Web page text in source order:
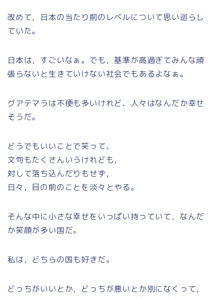
改めて，日本の当たり前のレベルについて思い巡らし
ていた。
日本は，すごいなぁ。でも，基準が高過ぎてみんな頑
張らないと生きていけない社会でもあるよなぁ。
グアテマラは不便も多いけれど、人々はなんだか幸せ
そうだ。
どうでもいいことで笑って、
文句もたくさんいうけれども，
対して落ち込んだりもせず，
日々，目の前のことを淡々とやる。
そんな中に小さな幸せをいっぱい持っていて，なんだ
か笑顔が多い国だ。
私は，どちらの国も好きだ。
どっちがいいとか，どっちが悪いとか別になくって，